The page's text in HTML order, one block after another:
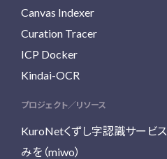
Canvas Indexer
Curation Tracer
ICP Docker
Kindai-OCR
プロジェクト／リソース
KuroNetくずし字認識サービス
みを（miwo）